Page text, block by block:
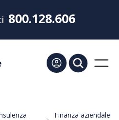
800.128.606
Finanza aziendale